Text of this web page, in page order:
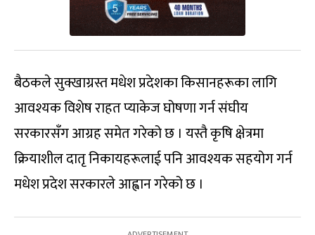
बैठकले सुक्खाग्रस्त मधेश प्रदेशका किसानहरूका लागि
आवश्यक विशेष राहत प्याकेज घोषणा गर्न संघीय
सरकारसँग आग्रह समेत गरेको छ । यस्तै कृषि क्षेत्रमा
क्रियाशील दातृ निकायहरूलाई पनि आवश्यक सहयोग गर्न
मधेश प्रदेश सरकारले आह्वान गरेको छ ।